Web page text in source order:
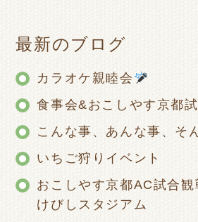
最新のブログ
カラオケ親睦会
食事会&おこしやす京都
こんな事、あんな事、そ
いちご狩りイベント
おこしやす京都AC試合
けびしスタジアム